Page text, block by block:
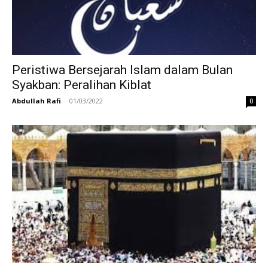
Peristiwa Bersejarah Islam dalam Bulan
Syakban: Peralihan Kiblat
Abdullah Rafi - 01/03/2022 0